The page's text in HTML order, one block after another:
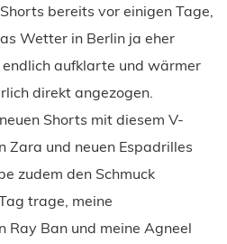
bereits vor einigen Tage,
Wetter in Berlin ja eher
aufklarte und wärmer
direkt angezogen.
Shorts mit diesem V-
Zara und neuen Espadrilles
zudem den Schmuck
trage, meine
Ray Ban und meine Agneel